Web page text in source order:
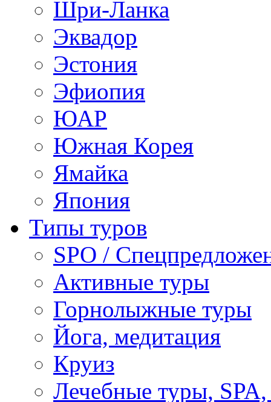
Шри-Ланка
Эквадор
Эстония
Эфиопия
ЮАР
Южная Корея
Ямайка
Япония
Типы туров
SPO /
Активные туры
Горнолыжные туры
Йога, медитация
Круиз
Лечебные туры, SPA,